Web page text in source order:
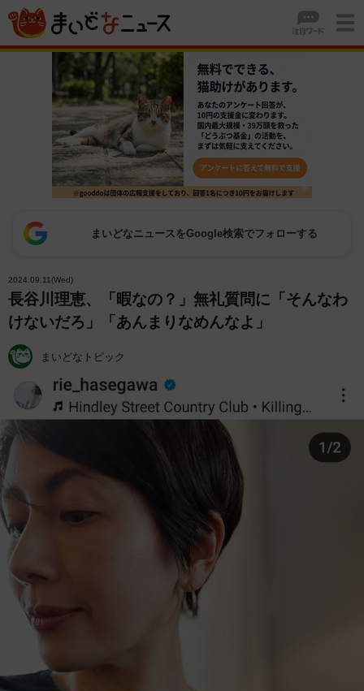
まいどなニュースをGoogle検索でフォローする
2024.09.11(Wed)
長谷川理恵、「暇なの？」無礼質問に「そんなわ
けないだろ」「あんまりなめんなよ」
まいどなトピック